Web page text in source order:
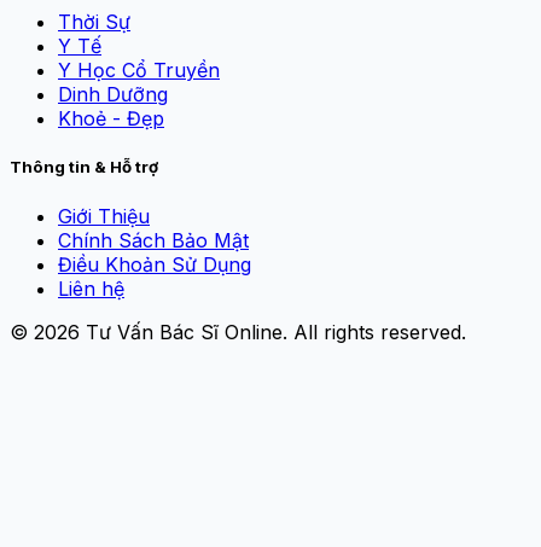
Thời Sự
Y Tế
Y Học Cổ Truyền
Dinh Dưỡng
Khoẻ - Đẹp
Thông tin & Hỗ trợ
Giới Thiệu
Chính Sách Bảo Mật
Điều Khoản Sử Dụng
Liên hệ
© 2026 Tư Vấn Bác Sĩ Online. All rights reserved.